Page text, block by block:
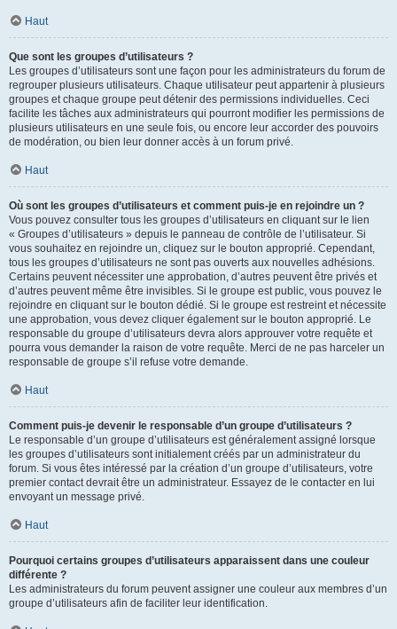
Haut
Que sont les groupes d’utilisateurs ?
Les groupes d’utilisateurs sont une façon pour les administrateurs du forum de
regrouper plusieurs utilisateurs. Chaque utilisateur peut appartenir à plusieurs
groupes et chaque groupe peut détenir des permissions individuelles. Ceci
facilite les tâches aux administrateurs qui pourront modifier les permissions de
plusieurs utilisateurs en une seule fois, ou encore leur accorder des pouvoirs
de modération, ou bien leur donner accès à un forum privé.
Haut
Où sont les groupes d’utilisateurs et comment puis-je en rejoindre un ?
Vous pouvez consulter tous les groupes d’utilisateurs en cliquant sur le lien
« Groupes d’utilisateurs » depuis le panneau de contrôle de l’utilisateur. Si
vous souhaitez en rejoindre un, cliquez sur le bouton approprié. Cependant,
tous les groupes d’utilisateurs ne sont pas ouverts aux nouvelles adhésions.
Certains peuvent nécessiter une approbation, d’autres peuvent être privés et
d’autres peuvent même être invisibles. Si le groupe est public, vous pouvez le
rejoindre en cliquant sur le bouton dédié. Si le groupe est restreint et nécessite
une approbation, vous devez cliquer également sur le bouton approprié. Le
responsable du groupe d’utilisateurs devra alors approuver votre requête et
pourra vous demander la raison de votre requête. Merci de ne pas harceler un
responsable de groupe s’il refuse votre demande.
Haut
Comment puis-je devenir le responsable d’un groupe d’utilisateurs ?
Le responsable d’un groupe d’utilisateurs est généralement assigné lorsque
les groupes d’utilisateurs sont initialement créés par un administrateur du
forum. Si vous êtes intéressé par la création d’un groupe d’utilisateurs, votre
premier contact devrait être un administrateur. Essayez de le contacter en lui
envoyant un message privé.
Haut
Pourquoi certains groupes d’utilisateurs apparaissent dans une couleur
différente ?
Les administrateurs du forum peuvent assigner une couleur aux membres d’un
groupe d’utilisateurs afin de faciliter leur identification.